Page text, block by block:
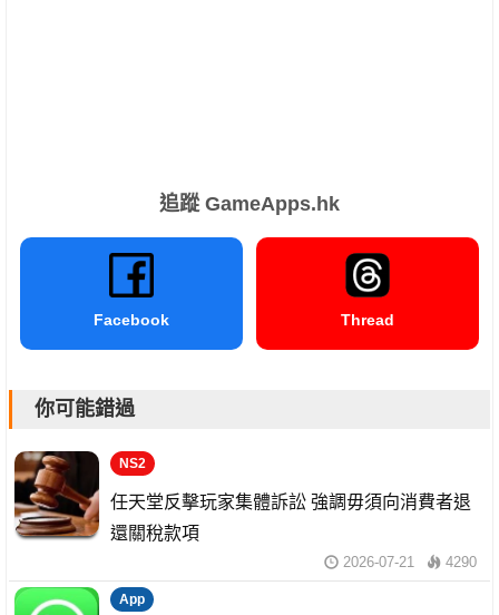
追蹤 GameApps.hk
Facebook Thread
你可能錯過
NS2
任天堂反擊玩家集體訴訟 強調毋須向消費者退
還關稅款項
2026-07-21 4290
App